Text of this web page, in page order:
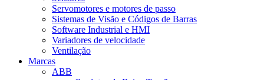
Servomotores e motores de passo
Sistemas de Visão e Códigos de Barras
Software Industrial e HMI
Variadores de velocidade
Ventilação
Marcas
ABB